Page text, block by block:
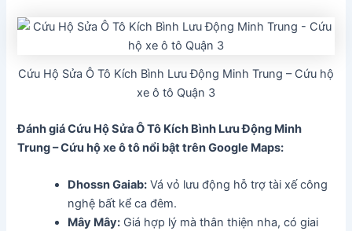
Cứu Hộ Sửa Ô Tô Kích Bình Lưu Động Minh Trung – Cứu hộ
xe ô tô Quận 3
Đánh giá Cứu Hộ Sửa Ô Tô Kích Bình Lưu Động Minh
Trung – Cứu hộ xe ô tô nổi bật trên Google Maps:
Dhossn Gaiab: Vá vỏ lưu động hỗ trợ tài xế công
nghệ bất kể ca đêm.
Mây Mây: Giá hợp lý mà thân thiện nha, có giai